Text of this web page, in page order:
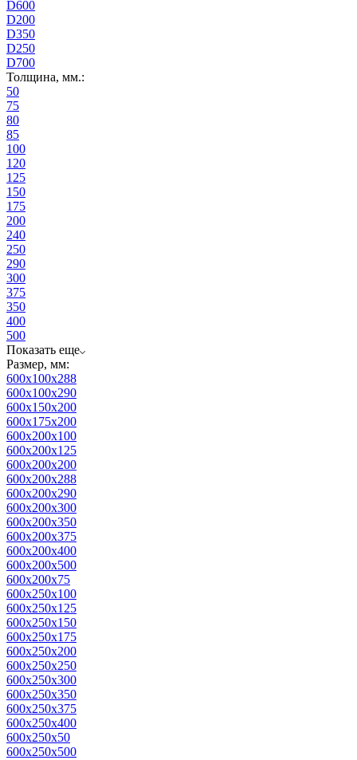
D600
D200
D350
D250
D700
Толщина, мм.:
50
75
80
85
100
120
125
150
175
200
240
250
290
300
375
350
400
500
Показать еще
Размер, мм:
600x100x288
600x100x290
600x150x200
600x175x200
600x200x100
600x200x125
600x200x200
600x200x288
600x200x290
600x200x300
600x200x350
600x200x375
600x200x400
600x200x500
600x200x75
600x250x100
600x250x125
600x250x150
600x250x175
600x250x200
600x250x250
600x250x300
600x250x350
600x250x375
600x250x400
600x250x50
600x250x500